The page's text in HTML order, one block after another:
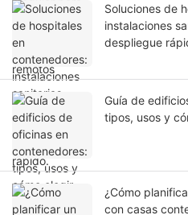
Soluciones de
instalaciones
despliegue
Guía de
tipos, usos y
¿Cómo
con casas